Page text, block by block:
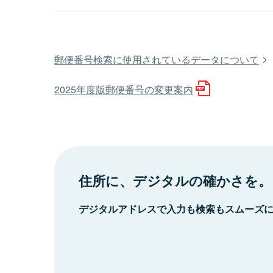
郵便番号検索に使用されているデータについて
2025年度版郵便番号の変更案内
住所に、デジタルの確かさを。
デジタルアドレスで入力も検索もスムーズ